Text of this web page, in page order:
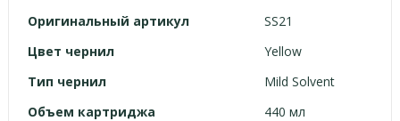
Оригинальный артикул
SS21
Цвет чернил
Yellow
Тип чернил
Mild Solvent
Объем картриджа
440 мл